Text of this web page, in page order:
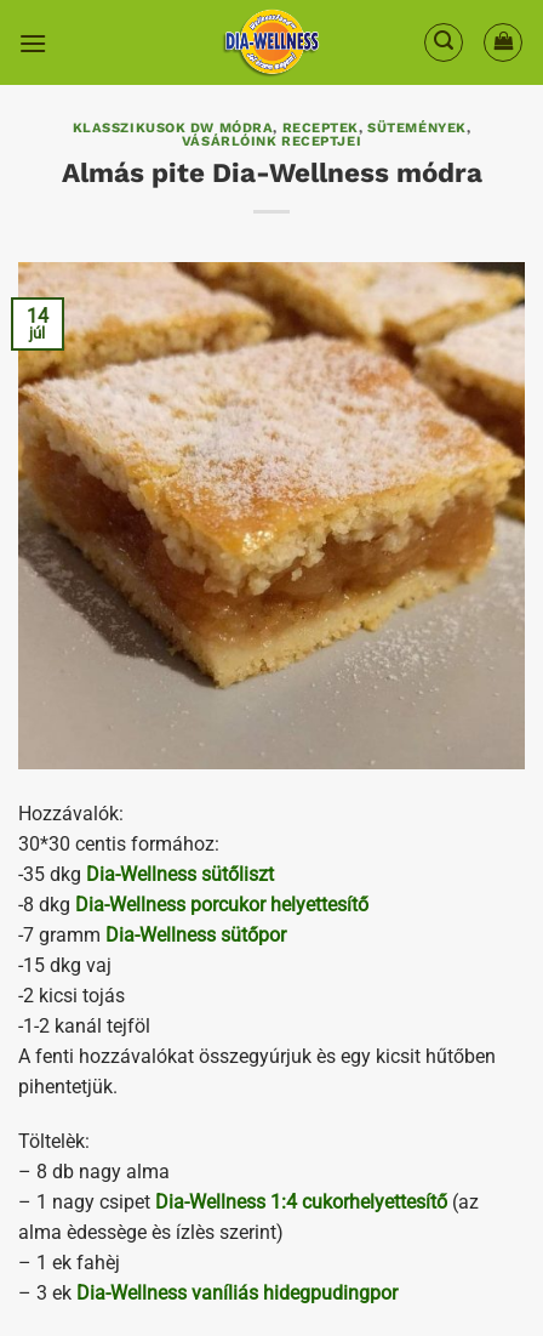
KLASSZIKUSOK DW MÓDRA, RECEPTEK,SÜTEMÉNYEK,
VÁSÁRLÓINK RECEPTJEI
Almás pite Dia-Wellness módra
14
júl
Hozzávalók:
30*30 centis formához:
-35 dkg Dia-Wellness sütőliszt
-8 dkg Dia-Wellness porcukor helyettesítő
-7 gramm Dia-Wellness sütőpor
-15 dkg vaj
-2 kicsi tojás
-1-2 kanál tejföl
A fenti hozzávalókat összegyúrjuk ès egy kicsit hűtőben
pihentetjük.
Töltelèk:
– 8 db nagy alma
– 1 nagy csipet Dia-Wellness 1:4 cukorhelyettesítő (az
alma èdessège ès ízlès szerint)
– 1 ek fahèj
– 3 ek Dia-Wellness vaníliás hidegpudingpor